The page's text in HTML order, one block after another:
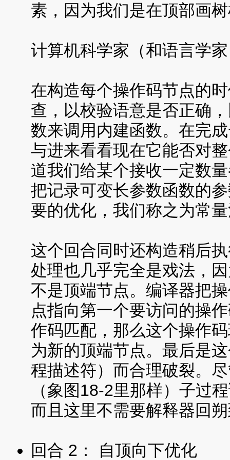
素，因为我们是在顶部画
计算机科学家（和语言学
在构造每个操作码节点的
查，以校验语意是否正确
数来调用内建函数。在完
与进来看看现在它能否对
道我们给某个接收一定数
把记录可变长参数函数的
要的优化，我们称之为常
这个回合同时还构造稍后
处理也几乎完全是戏法，
不是顶端节点。编译器把
点指向第一个要访问的操
作码匹配，那么这个操作
为新的顶端节点。最后是
程描述符）而合理破裂。
（象图18-2里那样）子过
而且这里不需要解释器回
回合 2： 自顶向下优化